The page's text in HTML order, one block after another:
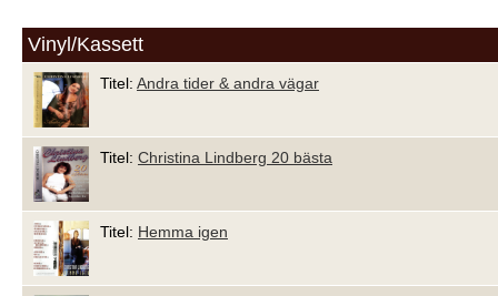
Vinyl/Kassett
Titel: Andra tider & andra vägar
Titel: Christina Lindberg 20 bästa
Titel: Hemma igen